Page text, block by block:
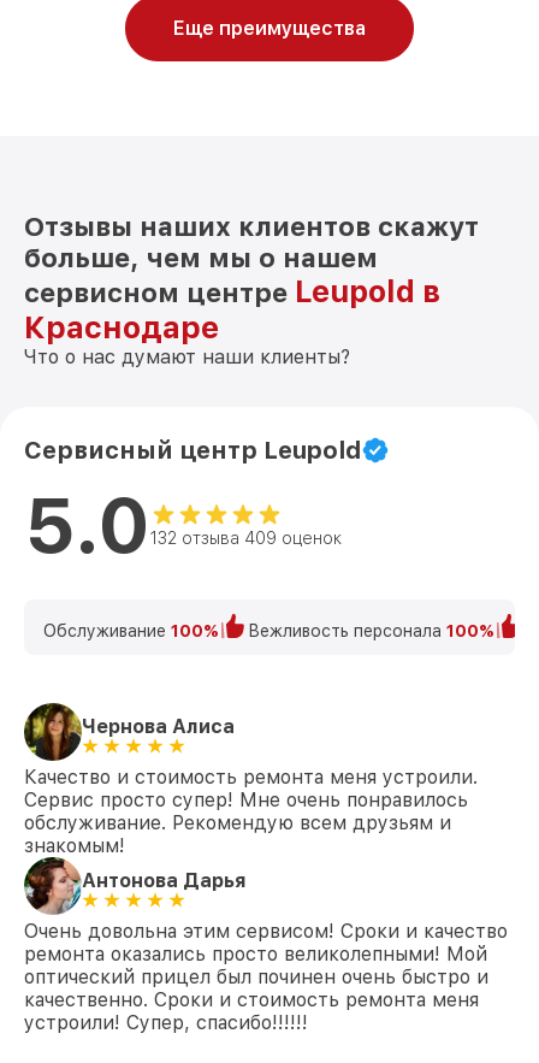
Еще преимущества
Отзывы наших клиентов скажут
больше, чем мы о нашем
сервисном центре Leupold в
Краснодаре
Что о нас думают наши клиенты?
Сервисный центр Leupold
5.0 132 отзыва 409 оценок
Обслуживание 100% Вежливость персонала 100%
Чернова Алиса
Качество и стоимость ремонта меня устроили.
Сервис просто супер! Мне очень понравилось
обслуживание. Рекомендую всем друзьям и
знакомым!
Антонова Дарья
Очень довольна этим сервисом! Сроки и качество
ремонта оказались просто великолепными! Мой
оптический прицел был починен очень быстро и
качественно. Сроки и стоимость ремонта меня
устроили! Супер, спасибо!!!!!!